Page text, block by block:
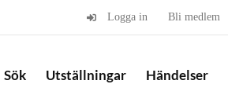
Logga in Bli medlem
Sök Utställningar Händelser